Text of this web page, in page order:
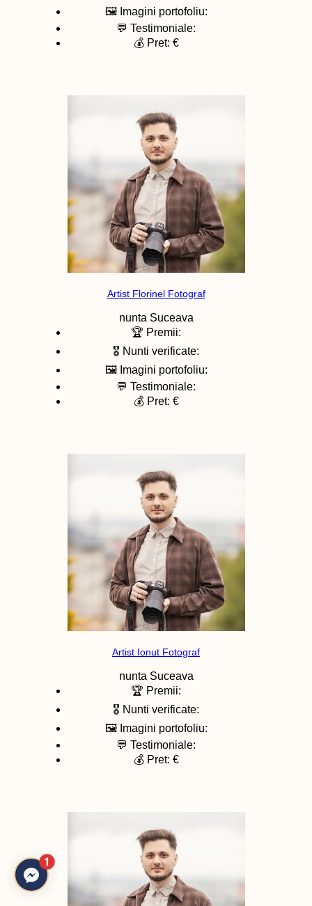
🖼️ Imagini portofoliu:
💬 Testimoniale:
💰 Pret: €
Artist Florinel Fotograf
nunta Suceava
🏆 Premii:
🎖️ Nunti verificate:
🖼️ Imagini portofoliu:
💬 Testimoniale:
💰 Pret: €
Artist Ionut Fotograf
nunta Suceava
🏆 Premii:
🎖️ Nunti verificate:
🖼️ Imagini portofoliu:
💬 Testimoniale:
💰 Pret: €